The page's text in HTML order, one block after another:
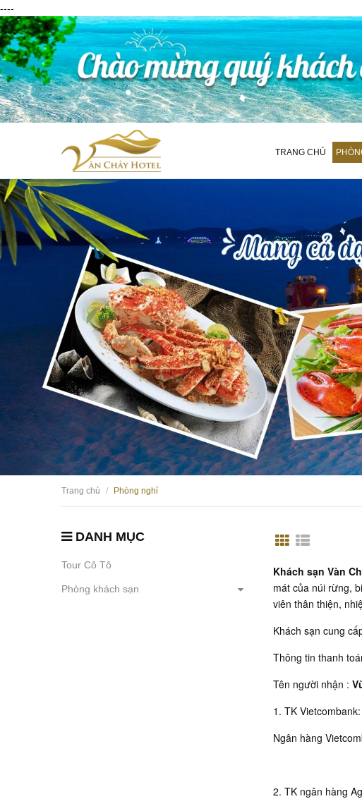
----
TRANG CHỦ
Trang chủ / Phòng nghỉ
Khách sạn Vàn
mát của núi rừng,
viên thân thiện,
Khách sạn cung
Thông tin thanh
Tên người nhận :
1. TK Vietcombank:
Ngân hàng
2. TK ngân hàng
DANH MỤC
Tour Cô Tô
Phòng khách sạn